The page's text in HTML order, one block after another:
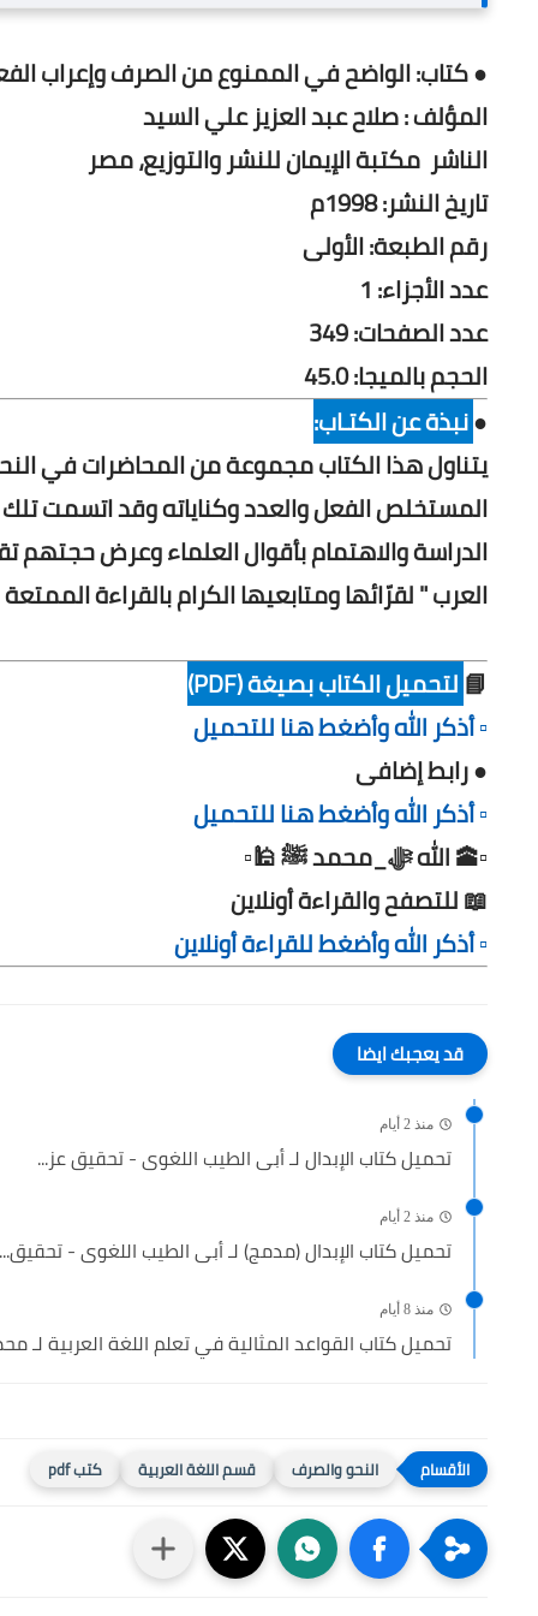
● كتاب: الواضح في الممنوع من الصرف وإعراب
المؤلف : صلاح عبد العزيز علي السيد
الناشر مكتبة الإيمان للنشر والتوزيع، مصر
تاريخ النشر: 1998م
رقم الطبعة: الأولى
عدد الأجزاء: 1
عدد الصفحات: 349
الحجم بالميجا: 45.0
●نبذة عن الكتـاب:
يتناول هذا الكتاب مجموعة من المحاضرات في
المستخلص الفعل والعدد وكناياته وقد اتسمت
الدراسة والاهتمام بأقوال العلماء وعرض حجتهم
العرب " لقرّائها ومتابعيها الكرام بالقراءة
📘لتحميل الكتاب بصيغة (PDF)
▫️ أذكر الله وأضغط هنا للتحميل
● رابط إضافى
▫️ أذكر الله وأضغط هنا للتحميل
▫️🕋 الله ﷻ_محمد ﷺ 🕌▫️
📖 للتصفح والقراءة أونلاين
▫️ أذكر الله وأضغط للقراءة أونلاين
قد يعجبك ايضا
منذ 2 أيام
تحميل كتاب الإبدال لـ أبى الطيب اللغوى - تحقيق عز...
منذ 2 أيام
تحميل كتاب الإبدال (مدمج) لـ أبى الطيب اللغوى - تحقيق...
منذ 8 أيام
تحميل كتاب القواعد المثالية في تعلم اللغة العربية لـ
النحو والصرف قسم اللغة العربية كتب pdf